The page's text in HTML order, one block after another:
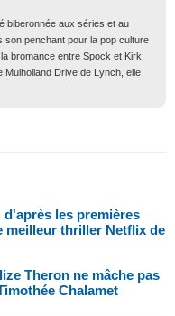
biberonnée aux séries et au
son penchant pour la pop culture
bromance entre Spock et Kirk
Drive de Lynch, elle
les premières
meilleur thriller Netflix de
Theron ne mâche pas
Chalamet